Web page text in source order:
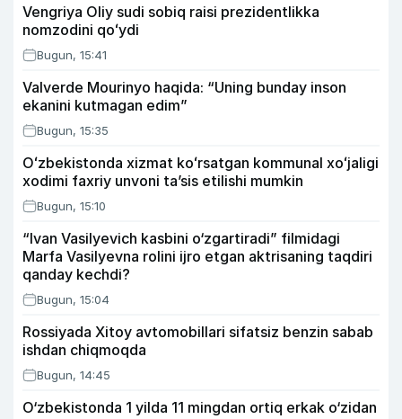
Vengriya Oliy sudi sobiq raisi prezidentlikka
nomzodini qoʻydi
Bugun, 15:41
Valverde Mourinyo haqida: “Uning bunday inson
ekanini kutmagan edim”
Bugun, 15:35
Oʻzbekistonda xizmat koʻrsatgan kommunal xoʻjaligi
xodimi faxriy unvoni taʼsis etilishi mumkin
Bugun, 15:10
“Ivan Vasilyevich kasbini o‘zgartiradi” filmidagi
Marfa Vasilyevna rolini ijro etgan aktrisaning taqdiri
qanday kechdi?
Bugun, 15:04
Rossiyada Xitoy avtomobillari sifatsiz benzin sabab
ishdan chiqmoqda
Bugun, 14:45
O‘zbekistonda 1 yilda 11 mingdan ortiq erkak o‘zidan